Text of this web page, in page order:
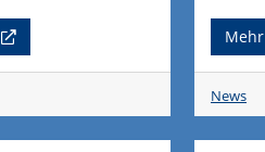
Mehr
News